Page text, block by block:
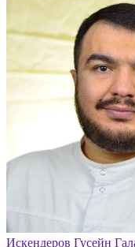
Искендеров Гусейн